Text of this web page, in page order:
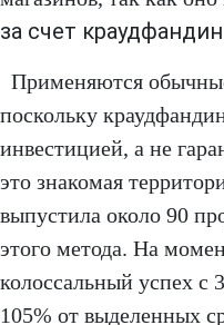
за счет
Применяются
поскольку
инвестицией, а не
это знакомая
выпустила около 90
этого метода. На
колоссальный успех с
105% от выделенных